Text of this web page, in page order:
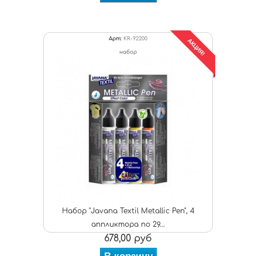
Арт: KR-92200
набор
Набор "Javana Textil Metallic Pen", 4
аппликтора по 29...
АКЦИЯ!
678,00 руб